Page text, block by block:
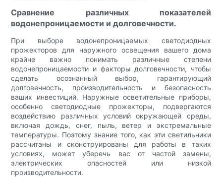
Сравнение различных показателей
водонепроницаемости и долговечности.
При выборе водонепроницаемых светодиодных
прожекторов для наружного освещения вашего дома
крайне важно понимать различные степени
водонепроницаемости и факторы долговечности, чтобы
сделать осознанный выбор, гарантирующий
долговечность, производительность и безопасность
ваших инвестиций. Наружные осветительные приборы,
особенно светодиодные прожекторы, подвергаются
воздействию различных условий окружающей среды,
включая дождь, снег, пыль, ветер и экстремальные
температуры. Поэтому знание того, как эти светильники
рассчитаны и сконструированы для работы в таких
условиях, может уберечь вас от частой замены,
электрических опасностей или низкой
производительности.